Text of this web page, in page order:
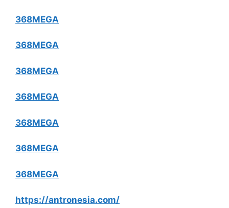
368MEGA
368MEGA
368MEGA
368MEGA
368MEGA
368MEGA
368MEGA
https://antronesia.com/